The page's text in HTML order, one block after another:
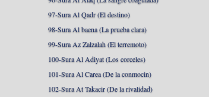
97-Sura Al Qadr (El destino)
98-Sura Al baena (La prueba clara)
99-Sura Az Zalzalah (El terremoto)
100-Sura Al Adiyat (Los corceles)
101-Sura Al Carea (De la conmocin)
102-Sura At Takacir (De la rivalidad)